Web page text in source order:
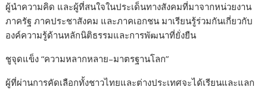
ผู้นำความคิด และผู้ที่สนใจในประเด็นทางสังคมที่มาจากหน่วยงาน
ภาครัฐ ภาคประชาสังคม และภาคเอกชน มาเรียนรู้ร่วมกันเกี่ยวกับ
องค์ความรู้ด้านหลักนิติธรรมและการพัฒนาที่ยั่งยืน
ชูจุดแข็ง “ความหลากหลาย–มาตรฐานโลก”
ผู้ที่ผ่านการคัดเลือกทั้งชาวไทยและต่างประเทศจะได้เรียนและแลก